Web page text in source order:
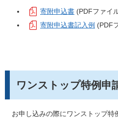
寄附申込書 (PDFファイ
寄附申込書記入例 (PDF
ワンストップ特例申
お申し込みの際にワンストップ特